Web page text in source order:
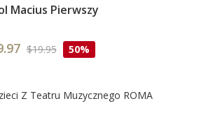
Macius Pierwszy
$19.95 50%
Z Teatru Muzycznego ROMA